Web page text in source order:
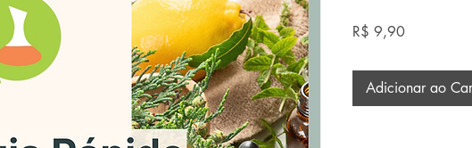
R$ 9,90Preço
Adicionar ao